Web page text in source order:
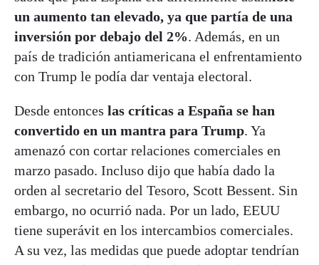
un aumento tan elevado, ya que partía de una
inversión por debajo del 2%. Además, en un
país de tradición antiamericana el enfrentamiento
con Trump le podía dar ventaja electoral.
Desde entonces las críticas a España se han
convertido en un mantra para Trump. Ya
amenazó con cortar relaciones comerciales en
marzo pasado. Incluso dijo que había dado la
orden al secretario del Tesoro, Scott Bessent. Sin
embargo, no ocurrió nada. Por un lado, EEUU
tiene superávit en los intercambios comerciales.
A su vez, las medidas que puede adoptar tendrían